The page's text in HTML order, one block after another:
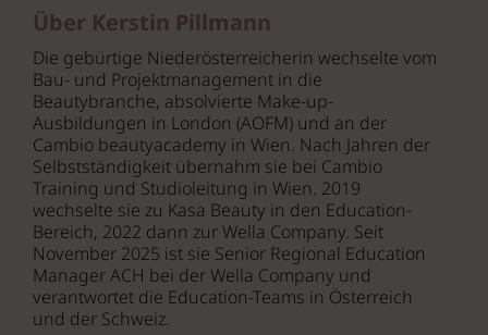
Über Kerstin Pillmann
Die gebürtige Niederösterreicherin wechselte vom
Bau- und Projektmanagement in die
Beautybranche, absolvierte Make-up-
Ausbildungen in London (AOFM) und an der
Cambio beautyacademy in Wien. Nach Jahren der
Selbstständigkeit übernahm sie bei Cambio
Training und Studioleitung in Wien. 2019
wechselte sie zu Kasa Beauty in den Education-
Bereich, 2022 dann zur Wella Company. Seit
November 2025 ist sie Senior Regional Education
Manager ACH bei der Wella Company und
verantwortet die Education-Teams in Österreich
und der Schweiz.